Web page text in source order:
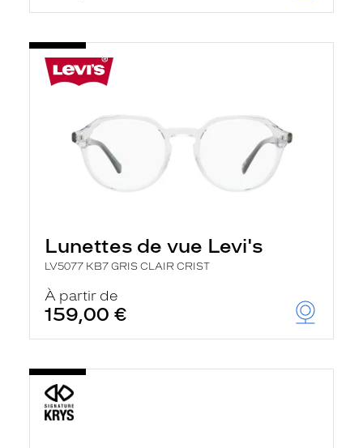
Lunettes de vue Levi's
LV5077 KB7 GRIS CLAIR CRIST
À partir de
159,00 €